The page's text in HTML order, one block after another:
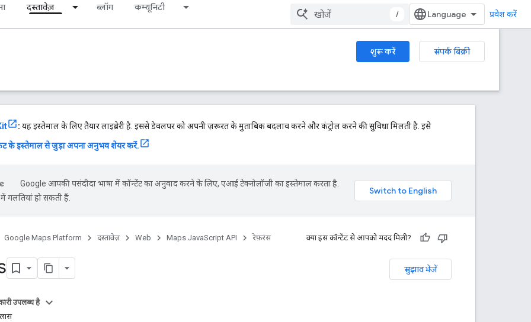
दस्तावेज़ ब्लॉग कम्यूनिटी
/ प्रवेश करें
शुरू करें
संपर्क बिक्री
: यह इस्तेमाल के लिए तैयार लाइब्रेरी है. इससे डेवलपर को अपनी ज़रूरत के मुताबिक बदलाव करने और कंट्रोल करने की सुविधा मिलती है. इसे
के इस्तेमाल से जुड़ा अपना अनुभव शेयर करें.
Google आपकी पसंदीदा भाषा में कॉन्टेंट का अनुवाद करने के लिए, एआई टेक्नोलॉजी का इस्तेमाल करता है.
गलतियां हो सकती हैं.
Google Maps Platform दस्तावेज़ Web Maps JavaScript API रेफ़रंस क्या इस कॉन्टेंट से आपको मदद मिली?
सुझाव भेजें
उपलब्ध है